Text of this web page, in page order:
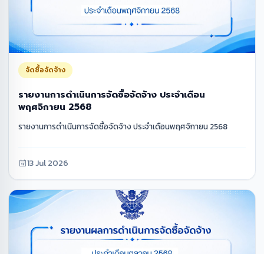
จัดซื้อจัดจ้าง
รายงานการดำเนินการจัดซื้อจัดจ้าง ประจำเดือน
พฤศจิกายน 2568
รายงานการดำเนินการจัดซื้อจัดจ้าง ประจำเดือนพฤศจิกายน 2568
13 Jul 2026